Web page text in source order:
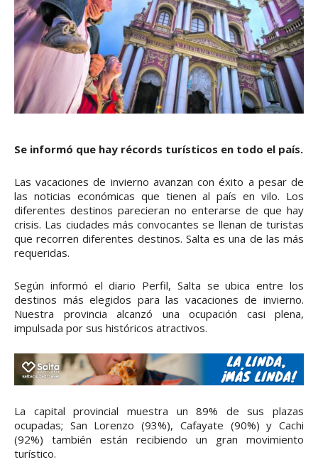
Se informó que hay récords turísticos en todo el país.
Las vacaciones de invierno avanzan con éxito a pesar de
las noticias económicas que tienen al país en vilo. Los
diferentes destinos parecieran no enterarse de que hay
crisis. Las ciudades más convocantes se llenan de turistas
que recorren diferentes destinos. Salta es una de las más
requeridas.
Según informó el diario Perfil, Salta se ubica entre los
destinos más elegidos para las vacaciones de invierno.
Nuestra provincia alcanzó una ocupación casi plena,
impulsada por sus históricos atractivos.
La capital provincial muestra un 89% de sus plazas
ocupadas; San Lorenzo (93%), Cafayate (90%) y Cachi
(92%) también están recibiendo un gran movimiento
turístico.